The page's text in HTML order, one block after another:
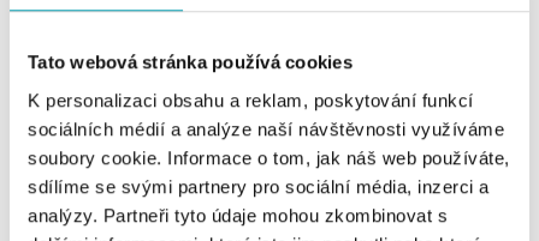
Tato webová stránka používá cookies
K personalizaci obsahu a reklam, poskytování funkcí
sociálních médií a analýze naší návštěvnosti využíváme
soubory cookie. Informace o tom, jak náš web používáte,
sdílíme se svými partnery pro sociální média, inzerci a
analýzy. Partneři tyto údaje mohou zkombinovat s
Všetky Česko Slovensko
HALADA OC Eurovea, Bratislava